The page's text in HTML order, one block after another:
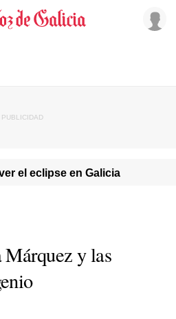
el eclipse en Galicia
y las